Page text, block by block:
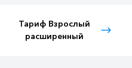
Тариф Взрослый
расширенный